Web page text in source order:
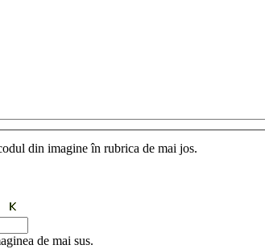
din imagine în rubrica de mai jos.
de mai sus.